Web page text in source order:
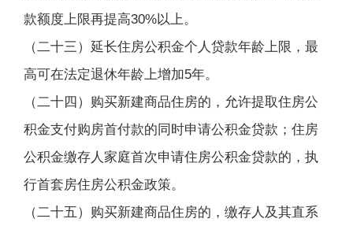
款额度上限再提高30%以上。
（二十三）延长住房公积金个人贷款年龄上限，最
高可在法定退休年龄上增加5年。
（二十四）购买新建商品住房的，允许提取住房公
积金支付购房首付款的同时申请公积金贷款；住房
公积金缴存人家庭首次申请住房公积金贷款的，执
行首套房住房公积金政策。
（二十五）购买新建商品住房的，缴存人及其直系